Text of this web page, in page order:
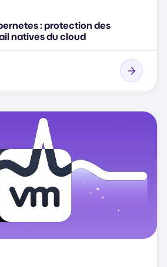
: protection des
natives du cloud